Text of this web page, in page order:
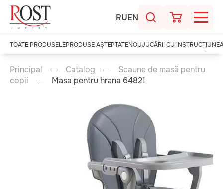
RUEN
TOATE PRODUSELEPRODUSE AȘTEPTATENOUJUCĂRII CU
Principal Catalog
Scaune de masă pentru
copii
Masa pentru hrana 64821